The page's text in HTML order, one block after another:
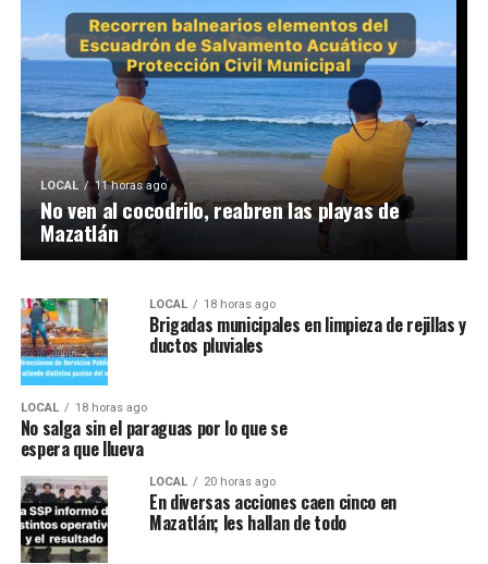
LOCAL 11 horas ago
No ven al cocodrilo, reabren las playas de
Mazatlán
LOCAL 14 horas ago
PC municipal informa cuanto cayó de lluvia en
Mazatlán
LOCAL 18 horas ago
Brigadas municipales en limpieza de rejillas y
ductos pluviales
LOCAL 18 horas ago
No salga sin el paraguas por lo que se
espera que llueva
LOCAL 20 horas ago
En diversas acciones caen cinco en
Mazatlán; les hallan de todo